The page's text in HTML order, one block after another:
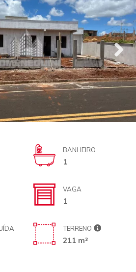
BANHEIRO
1
VAGA
1
TERRENO
211 m²